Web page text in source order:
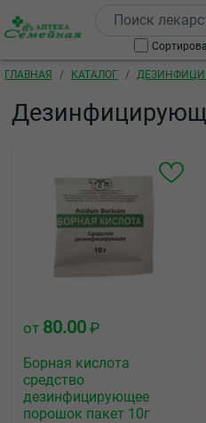
Строка навигации
ГЛАВНАЯ КАТАЛОГ
от 80.00 ₽
Борная кислота
средство
дезинфицирующее
порошок пакет 10г